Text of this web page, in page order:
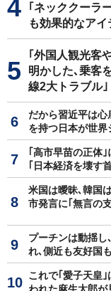
｢ネッククーラ
も効果的なアイ
｢外国人観光客
明かした､乗客
線2大トラブル｣
だから習近平は
を持つ日本が世
｢高市早苗の正体
｢日本経済を壊す
米国は曖昧､韓国
市発言に｢無言の
プーチンは動揺
れ､側近も友好国
これで｢愛子天皇
われた麻生太郎が